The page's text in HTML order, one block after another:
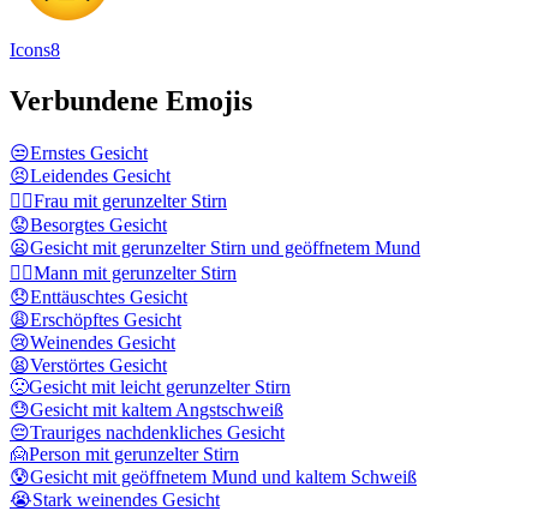
Icons8
Verbundene Emojis
😒Ernstes Gesicht
😣Leidendes Gesicht
🙍‍♀️Frau mit gerunzelter Stirn
😟Besorgtes Gesicht
😦Gesicht mit gerunzelter Stirn und geöffnetem Mund
🙍‍♂️Mann mit gerunzelter Stirn
😞Enttäuschtes Gesicht
😩Erschöpftes Gesicht
😢Weinendes Gesicht
😫Verstörtes Gesicht
🙁Gesicht mit leicht gerunzelter Stirn
😓Gesicht mit kaltem Angstschweiß
😔Trauriges nachdenkliches Gesicht
🙍Person mit gerunzelter Stirn
😰Gesicht mit geöffnetem Mund und kaltem Schweiß
😭Stark weinendes Gesicht